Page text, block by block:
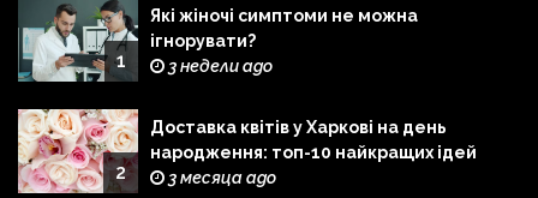
1
Які жіночі симптоми не можна
ігнорувати?
3 недели ago
2
Доставка квітів у Харкові на день
народження: топ-10 найкращих ідей
3 месяца ago